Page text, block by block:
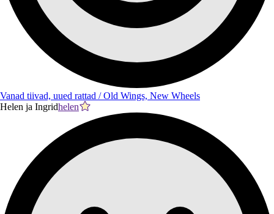
Vanad tiivad, uued rattad / Old Wings, New Wheels
Helen ja Ingridhelen